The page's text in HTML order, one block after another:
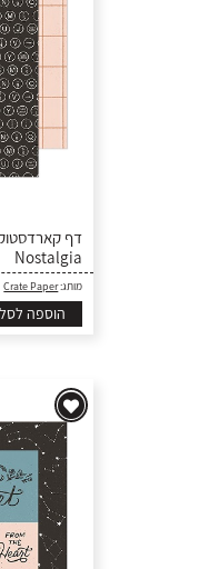
Nostalgia
מותג:Crate Paper
הוספה לסל